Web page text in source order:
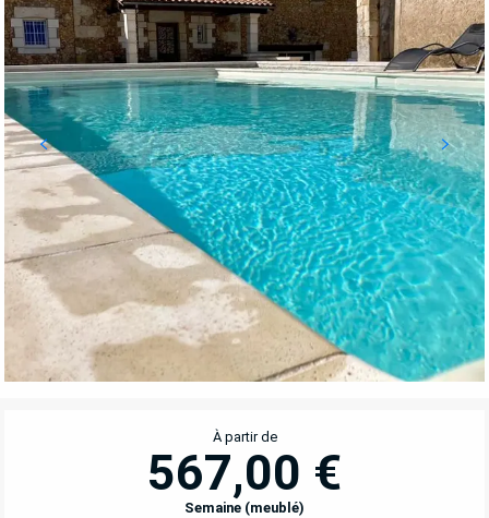
OUVERTURE ET COORDONNÉES
À partir de
567,00 €
Semaine (meublé)